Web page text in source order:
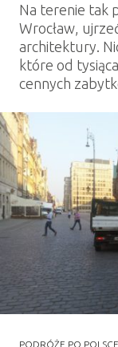
Na terenie tak
Wrocław,
architektury.
które od
cennych
PODRÓŻE PO POLSCE